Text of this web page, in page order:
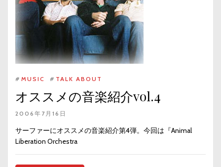
# MUSIC # TALK ABOUT
オススメの音楽紹介vol.4
2006年7月16日
サーファーにオススメの音楽紹介第4弾。今回は『Animal
Liberation Orchestra